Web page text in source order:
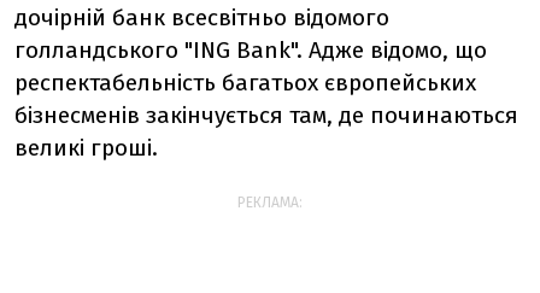
дочірній банк всесвітньо відомого
голландського "ING Bank". Адже відомо, що
респектабельність багатьох європейських
бізнесменів закінчується там, де починаються
великі гроші.
РЕКЛАМА: